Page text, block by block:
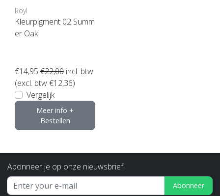
Royl
Kleurpigment 02 Summ
er Oak
€14,95 €22,00 incl. btw
(excl. btw €12,36)
Vergelijk
Meer info +
Bestellen
Abonneer je op onze nieuwsbrief
Abonneer